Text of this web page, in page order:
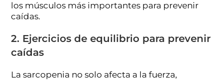
los músculos más importantes para prevenir
caídas.
2. Ejercicios de equilibrio para prevenir
caídas
La sarcopenia no solo afecta a la fuerza,